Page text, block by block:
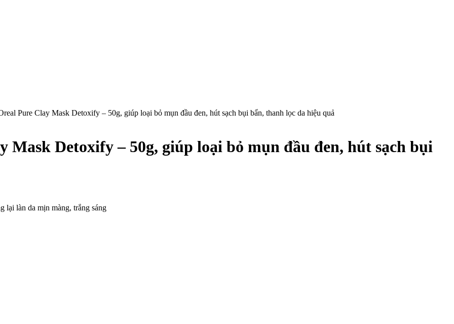
Pure Clay Mask Detoxify – 50g, giúp loại bỏ mụn đầu đen, hút sạch bụi bẩn, thanh lọc da hiệu quả
Mask Detoxify – 50g, giúp loại bỏ mụn đầu đen, hút sạch bụi
lại làn da mịn màng, trắng sáng